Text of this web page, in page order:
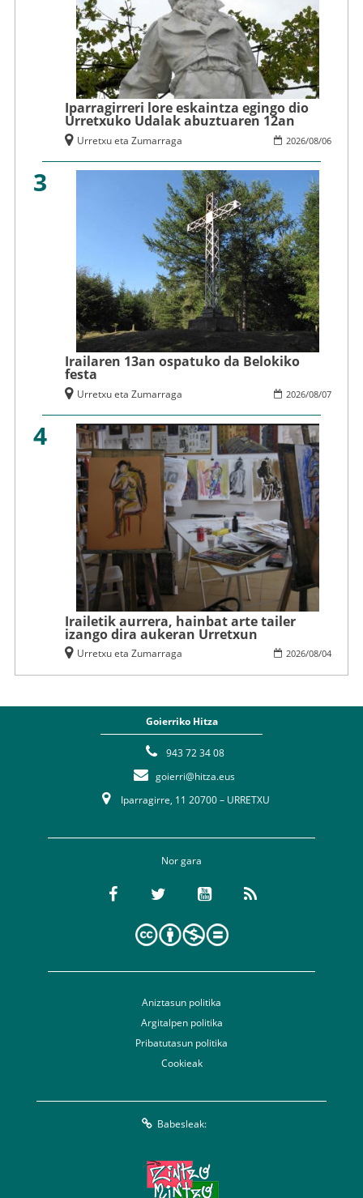
Iparragirreri lore eskaintza egingo dio
Urretxuko Udalak abuztuaren 12an
2026/08/06
Urretxu eta Zumarraga
3
Irailaren 13an ospatuko da Belokiko
festa
2026/08/07
Urretxu eta Zumarraga
4
Irailetik aurrera, hainbat arte tailer
izango dira aukeran Urretxun
2026/08/04
Urretxu eta Zumarraga
Goierriko Hitza
943 72 34 08
goierri@hitza.eus
Iparragirre, 11 20700 – URRETXU
Nor gara
Aniztasun politika
Argitalpen politika
Pribatutasun politika
Cookieak
Babesleak: